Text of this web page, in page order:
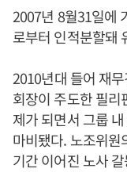
2007년 8월31일에
로부터 인적분할돼
2010년대 들어 재
회장이 주도한 필
제가 되면서 그룹
마비됐다. 노조위원
기간 이어진 노사